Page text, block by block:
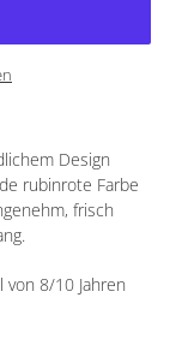
Design
rubinrote Farbe
frisch
8/10 Jahren